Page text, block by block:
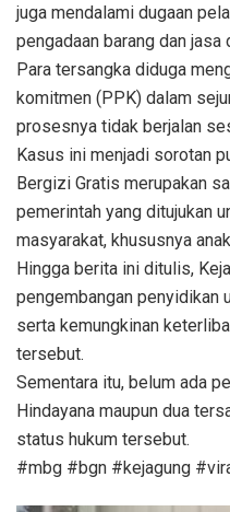
juga mendalami dugaan
pengadaan barang dan jasa
Para tersangka diduga
komitmen (PPK) dalam
prosesnya tidak berjalan
Kasus ini menjadi sorotan
Bergizi Gratis merupakan
pemerintah yang ditujukan
masyarakat, khususnya
Hingga berita ini ditulis,
pengembangan penyidikan
serta kemungkinan
tersebut.
Sementara itu, belum ada
Hindayana maupun dua
status hukum tersebut.
#mbg #bgn #kejagung